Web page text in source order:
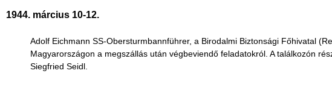
1944. március 10-12.
Adolf Eichmann SS-Obersturmbannführer, a Birodalmi Biztonsági Főhivatal
Magyarországon a megszállás után végbeviendő feladatokról. A találkozón
Siegfried Seidl.